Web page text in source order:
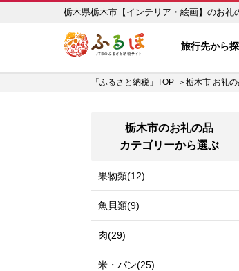
旅行先から
「ふるさと納税」TOP 栃木市 お礼
栃木市のお礼の品
カテゴリーから選ぶ
果物類(12)
魚貝類(9)
肉(29)
米・パン(25)